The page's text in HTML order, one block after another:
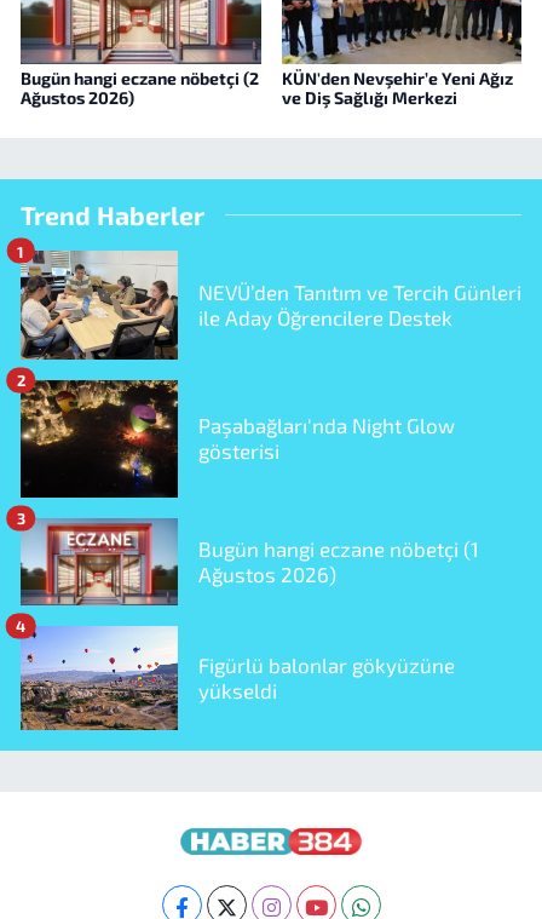
Bugün hangi eczane nöbetçi (2
Ağustos 2026)
KÜN'den Nevşehir’e Yeni Ağız
ve Diş Sağlığı Merkezi
Trend Haberler
NEVÜ’den Tanıtım ve Tercih Günleri
ile Aday Öğrencilere Destek
1
Paşabağları'nda Night Glow
gösterisi
2
Bugün hangi eczane nöbetçi (1
Ağustos 2026)
3
Figürlü balonlar gökyüzüne
yükseldi
4